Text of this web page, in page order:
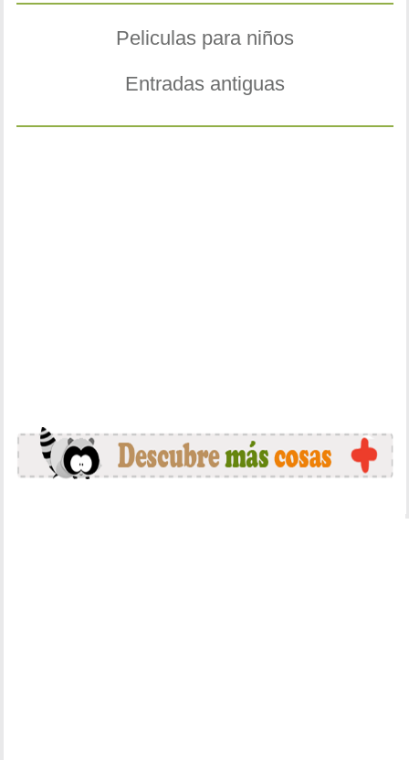
Peliculas para niños
Entradas antiguas